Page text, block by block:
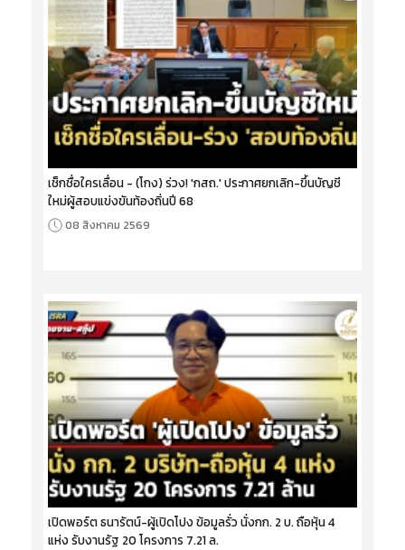
เช็กชื่อใครเลื่อน - (โกง) ร่วง! 'กสถ.' ประกาศยกเลิก-ขึ้นบัญชี
ใหม่ผู้สอบแข่งขันท้องถิ่นปี 68
08 สิงหาคม 2569
เปิดพอร์ต ธนารัตน์-ผู้เปิดโปง ข้อมูลรั่ว นั่งกก. 2 บ. ถือหุ้น 4
แห่ง รับงานรัฐ 20 โครงการ 7.21 ล.